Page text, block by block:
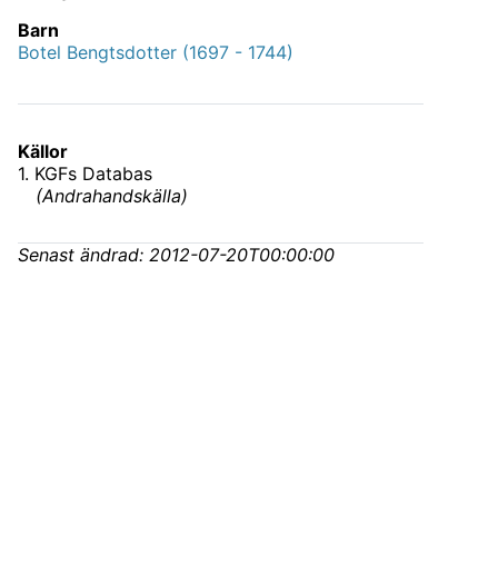
Barn
Botel Bengtsdotter (1697 - 1744)
Källor
1. KGFs Databas
(Andrahandskälla)
Senast ändrad: 2012-07-20T00:00:00